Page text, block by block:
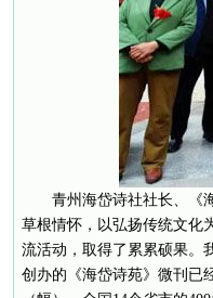
青州海岱诗社社长、《
草根情怀，以弘扬传统文化
流活动，取得了累累硕果。
创办的《海岱诗苑》微刊已